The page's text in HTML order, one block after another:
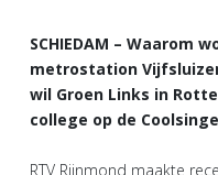
SCHIEDAM – Waarom
metrostation
wil Groen Links in
college op de
RTV Rijnmond maakte